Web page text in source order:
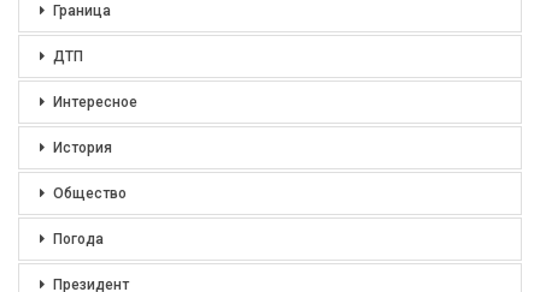
Граница
ДТП
Интересное
История
Общество
Погода
Президент